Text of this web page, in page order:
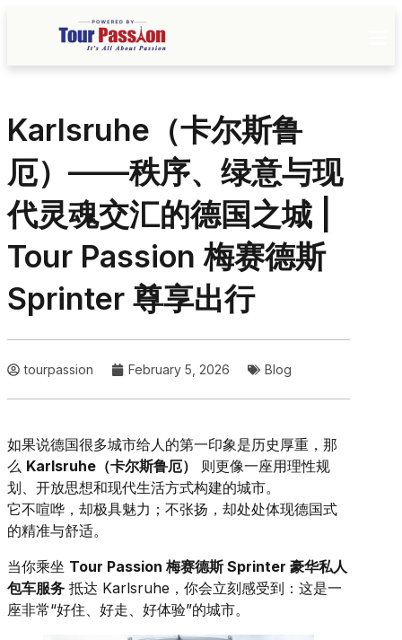
Karlsruhe（卡尔斯鲁
厄）——秩序、绿意与现
代灵魂交汇的德国之城 |
Tour Passion 梅赛德斯
Sprinter 尊享出行
tourpassion February 5, 2026 Blog
如果说德国很多城市给人的第一印象是历史厚重，那
么 Karlsruhe（卡尔斯鲁厄）
则更像一座用理性规
划、开放思想和现代生活方式构建的城市。
它不喧哗，却极具魅力；不张扬，却处处体现德国式
的精准与舒适。
当你乘坐 Tour Passion 梅赛德斯 Sprinter 豪华私人
包车服务 抵达 Karlsruhe，你会立刻感受到：这是一
座非常“好住、好走、好体验”的城市。